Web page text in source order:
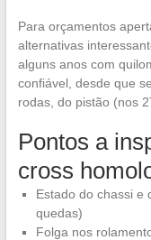
Para orçamentos
alternativas
alguns anos com
confiável, desde que
rodas, do pistão (nos
Pontos a
cross
Estado do chassi e
quedas)
Folga nos